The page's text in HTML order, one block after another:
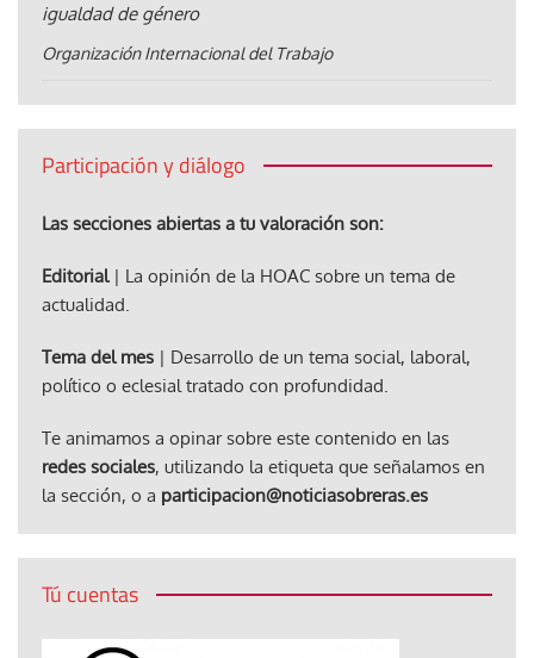
igualdad de género
Organización Internacional del Trabajo
Participación y diálogo
Las secciones abiertas a tu valoración son:
Editorial| La opinión de la HOAC sobre un tema de
actualidad.
Tema del mes | Desarrollo de un tema social, laboral,
político o eclesial tratado con profundidad.
Te animamos a opinar sobre este contenido en las
redes sociales, utilizando la etiqueta que señalamos en
la sección, o a participacion@noticiasobreras.es
Tú cuentas